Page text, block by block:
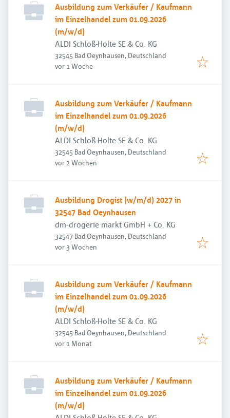
Ausbildung zum Verkäufer / Kaufmann
im Einzelhandel zum 01.09.2026
(m/w/d)
ALDI Schloß-Holte SE & Co. KG
32545 Bad Oeynhausen, Deutschland
Veröffentlicht
vor 1 Woche
Ausbildung zum Verkäufer / Kaufmann
im Einzelhandel zum 01.09.2026
(m/w/d)
ALDI Schloß-Holte SE & Co. KG
32545 Bad Oeynhausen, Deutschland
Veröffentlicht
vor 2 Wochen
Ausbildung Drogist (w/m/d) 2027 in
32547 Bad Oeynhausen
dm-drogerie markt GmbH + Co. KG
32547 Bad Oeynhausen, Deutschland
Veröffentlicht
vor 3 Wochen
Ausbildung zum Verkäufer / Kaufmann
im Einzelhandel zum 01.09.2026
(m/w/d)
ALDI Schloß-Holte SE & Co. KG
32545 Bad Oeynhausen, Deutschland
Veröffentlicht
vor 1 Monat
Ausbildung zum Verkäufer / Kaufmann
im Einzelhandel zum 01.09.2026
(m/w/d)